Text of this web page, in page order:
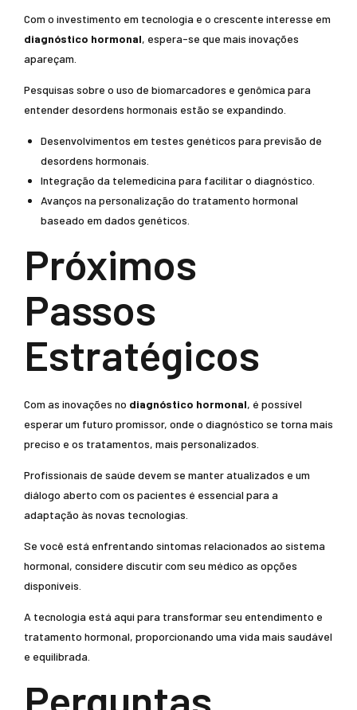
Com o investimento em tecnologia e o crescente interesse em
diagnóstico hormonal, espera-se que mais inovações
apareçam.
Pesquisas sobre o uso de biomarcadores e genômica para
entender desordens hormonais estão se expandindo.
Desenvolvimentos em testes genéticos para previsão de
desordens hormonais.
Integração da telemedicina para facilitar o diagnóstico.
Avanços na personalização do tratamento hormonal
baseado em dados genéticos.
Próximos
Passos
Estratégicos
Com as inovações no diagnóstico hormonal, é possível
esperar um futuro promissor, onde o diagnóstico se torna mais
preciso e os tratamentos, mais personalizados.
Profissionais de saúde devem se manter atualizados e um
diálogo aberto com os pacientes é essencial para a
adaptação às novas tecnologias.
Se você está enfrentando sintomas relacionados ao sistema
hormonal, considere discutir com seu médico as opções
disponíveis.
A tecnologia está aqui para transformar seu entendimento e
tratamento hormonal, proporcionando uma vida mais saudável
e equilibrada.
Perguntas